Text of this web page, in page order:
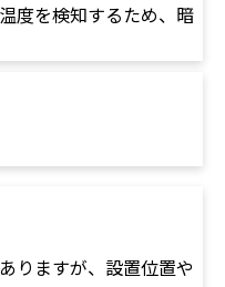
度を検知するため、暗
りますが、設置位置や